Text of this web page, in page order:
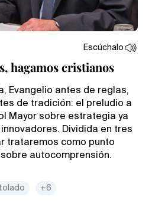
Escúchalo
hagamos cristianos
Evangelio antes de reglas,
de tradición: el preludio a
Mayor sobre estrategia ya
Dividida en tres
trataremos como punto
autocomprensión.
+6